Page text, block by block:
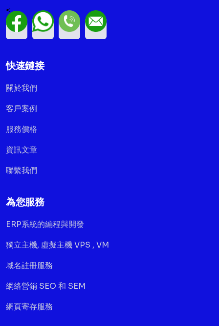
<
快速鏈接
關於我們
客戶案例
服務價格
資訊文章
聯繫我們
為您服務
ERP系統的編程與開發
獨立主機, 虛擬主機 VPS , VM
域名註冊服務
網絡營銷 SEO 和 SEM
網頁寄存服務